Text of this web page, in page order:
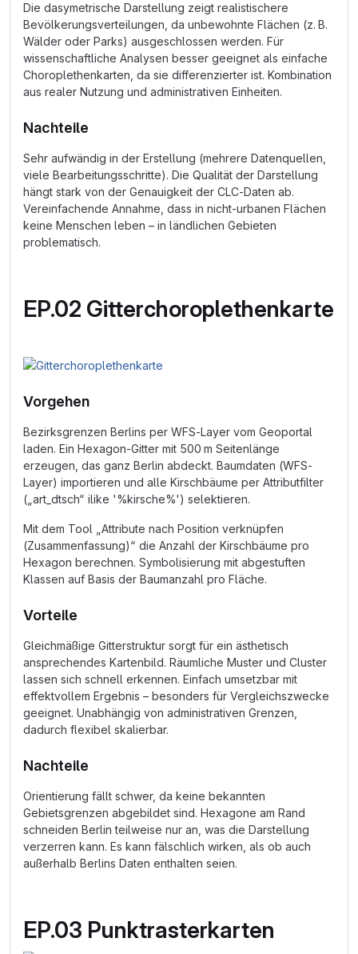
Die dasymetrische Darstellung zeigt realistischere
Bevölkerungsverteilungen, da unbewohnte Flächen (z. B.
Wälder oder Parks) ausgeschlossen werden. Für
wissenschaftliche Analysen besser geeignet als einfache
Choroplethenkarten, da sie differenzierter ist. Kombination
aus realer Nutzung und administrativen Einheiten.
Nachteile
Sehr aufwändig in der Erstellung (mehrere Datenquellen,
viele Bearbeitungsschritte). Die Qualität der Darstellung
hängt stark von der Genauigkeit der CLC-Daten ab.
Vereinfachende Annahme, dass in nicht-urbanen Flächen
keine Menschen leben – in ländlichen Gebieten
problematisch.
EP.02 Gitterchoroplethenkarte
Vorgehen
Bezirksgrenzen Berlins per WFS-Layer vom Geoportal
laden. Ein Hexagon-Gitter mit 500 m Seitenlänge
erzeugen, das ganz Berlin abdeckt. Baumdaten (WFS-
Layer) importieren und alle Kirschbäume per Attributfilter
(„art_dtsch“ ilike '%kirsche%') selektieren.
Mit dem Tool „Attribute nach Position verknüpfen
(Zusammenfassung)“ die Anzahl der Kirschbäume pro
Hexagon berechnen. Symbolisierung mit abgestuften
Klassen auf Basis der Baumanzahl pro Fläche.
Vorteile
Gleichmäßige Gitterstruktur sorgt für ein ästhetisch
ansprechendes Kartenbild. Räumliche Muster und Cluster
lassen sich schnell erkennen. Einfach umsetzbar mit
effektvollem Ergebnis – besonders für Vergleichszwecke
geeignet. Unabhängig von administrativen Grenzen,
dadurch flexibel skalierbar.
Nachteile
Orientierung fällt schwer, da keine bekannten
Gebietsgrenzen abgebildet sind. Hexagone am Rand
schneiden Berlin teilweise nur an, was die Darstellung
verzerren kann. Es kann fälschlich wirken, als ob auch
außerhalb Berlins Daten enthalten seien.
EP.03 Punktrasterkarten